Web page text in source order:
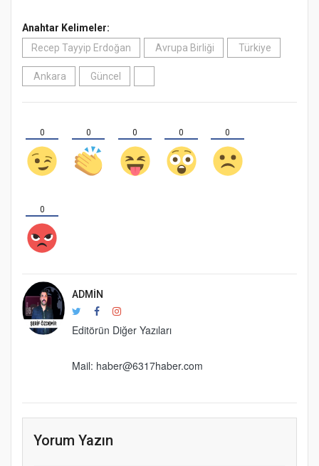
Anahtar Kelimeler:
Recep Tayyip Erdoğan
Avrupa Birliği Türkiye
Ankara Güncel
0 0 0 0 0
0
ADMIN
Editörün Diğer Yazıları
Mail: haber@6317haber.com
Yorum Yazın